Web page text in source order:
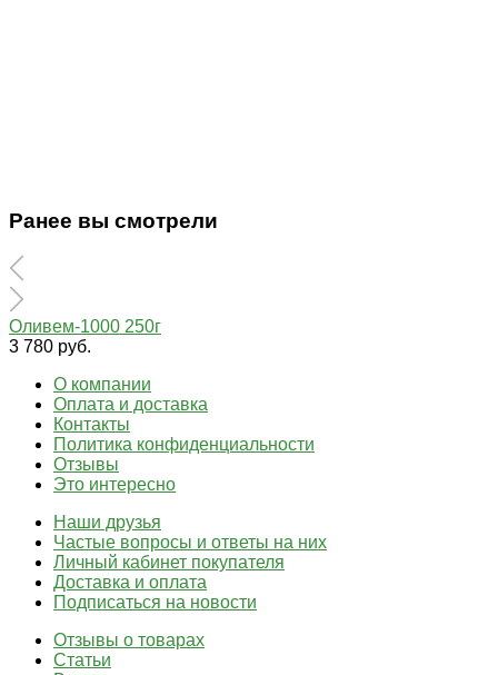
Ранее вы смотрели
Оливем-1000 250г
3 780 руб.
О компании
Оплата и доставка
Контакты
Политика конфиденциальности
Отзывы
Это интересно
Наши друзья
Частые вопросы и ответы на них
Личный кабинет покупателя
Доставка и оплата
Подписаться на новости
Отзывы о товарах
Статьи